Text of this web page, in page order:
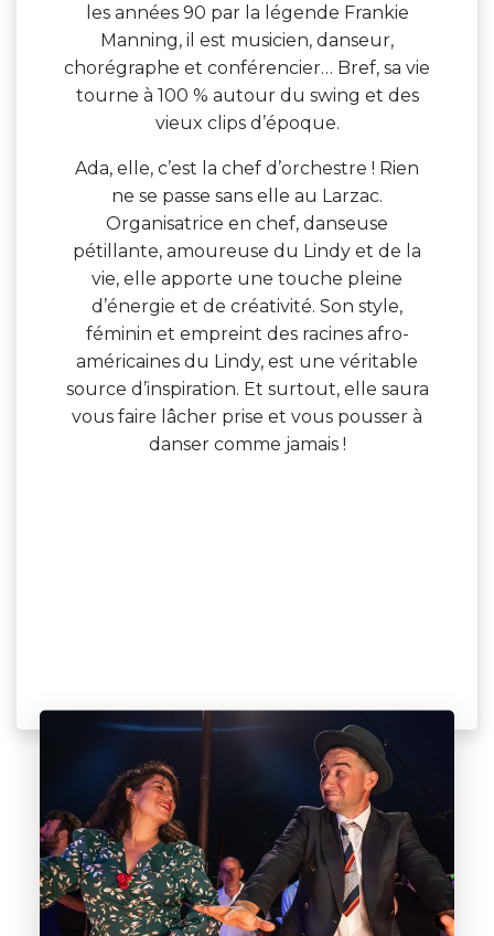
les années 90 par la légende Frankie
Manning, il est musicien, danseur,
chorégraphe et conférencier… Bref, sa vie
tourne à 100 % autour du swing et des
vieux clips d’époque.
Ada, elle, c’est la chef d’orchestre ! Rien
ne se passe sans elle au Larzac.
Organisatrice en chef, danseuse
pétillante, amoureuse du Lindy et de la
vie, elle apporte une touche pleine
d’énergie et de créativité. Son style,
féminin et empreint des racines afro-
américaines du Lindy, est une véritable
source d’inspiration. Et surtout, elle saura
vous faire lâcher prise et vous pousser à
danser comme jamais !